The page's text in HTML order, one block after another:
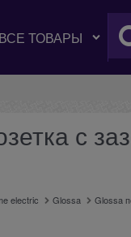
с
electric Glossa Glossa